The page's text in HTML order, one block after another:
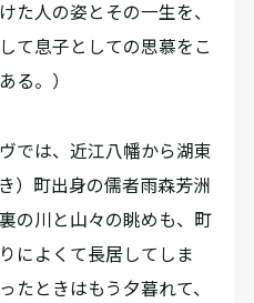
た人の姿とその一生を、
て息子としての思慕をこ
る。）
では、近江八幡から湖東
）町出身の儒者雨森芳洲
の川と山々の眺めも、町
によくて長居してしま
たときはもう夕暮れて、